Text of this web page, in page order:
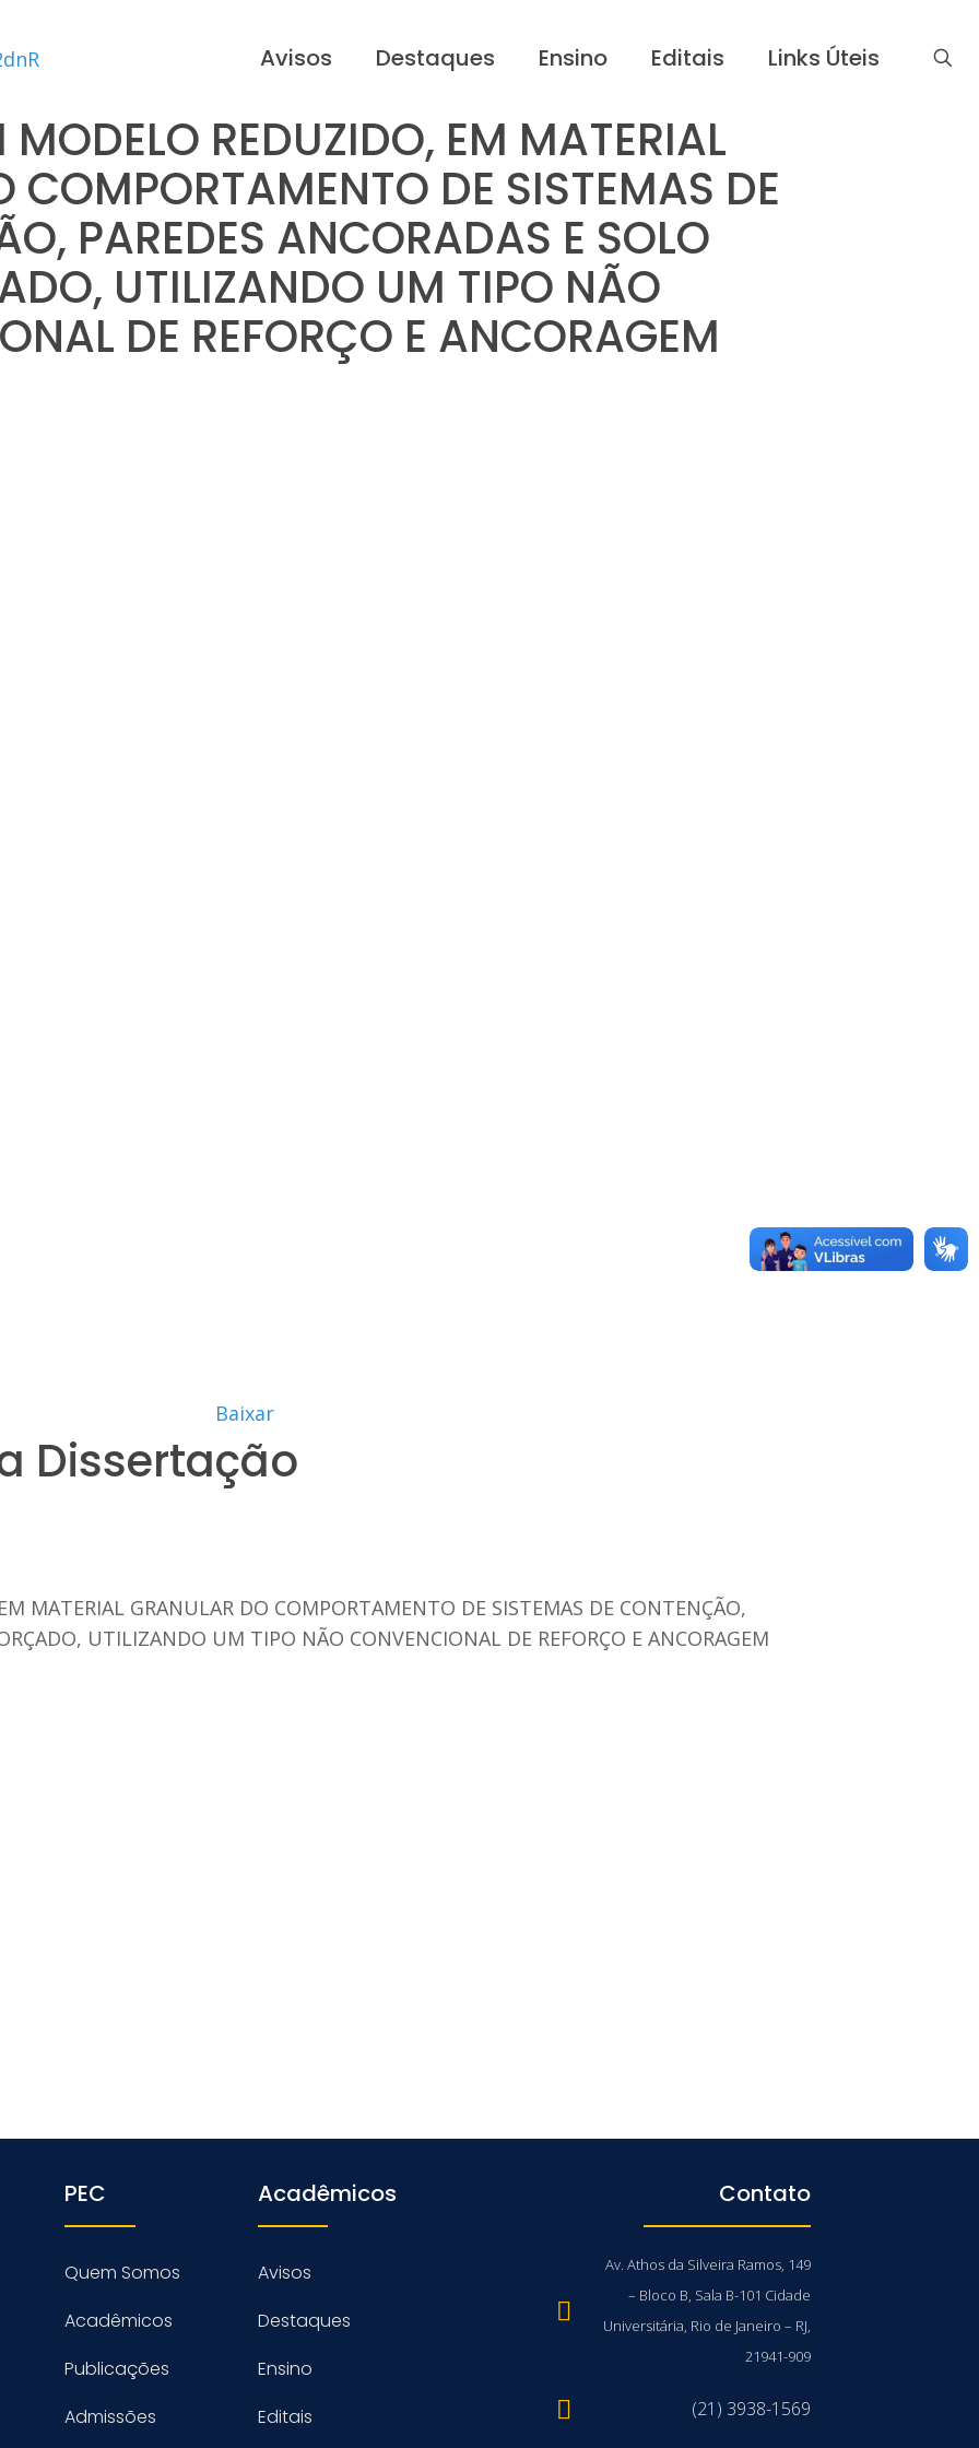
Avisos Destaques Ensino Editais Links Úteis
MODELO REDUZIDO, EM MATERIAL
COMPORTAMENTO DE SISTEMAS DE
PAREDES ANCORADAS E SOLO
UTILIZANDO UM TIPO NÃO
DE REFORÇO E ANCORAGEM
Baixar
Dissertação
MATERIAL GRANULAR DO COMPORTAMENTO DE SISTEMAS DE CONTENÇÃO,
UTILIZANDO UM TIPO NÃO CONVENCIONAL DE REFORÇO E ANCORAGEM
PEC
Quem Somos
Acadêmicos
Publicações
Admissões
Acadêmicos
Avisos
Destaques
Ensino
Editais
Contato
Av. Athos da Silveira Ramos, 149
– Bloco B, Sala B-101 Cidade
Universitária, Rio de Janeiro – RJ,
21941-909
(21) 3938-1569